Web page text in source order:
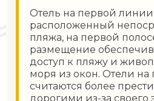
Отель на первой линии
расположенный
пляжа, на первой
размещение
доступ к пляжу и
моря из окон. Отели
считаются более
дорогими из-за своего